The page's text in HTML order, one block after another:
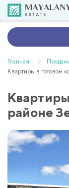
Главная
Квартиры в готовом
районе